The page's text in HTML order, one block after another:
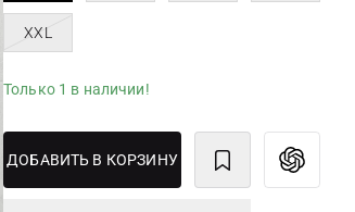
XXL
Только 1 в наличии!
ДОБАВИТЬ В КОРЗИНУ